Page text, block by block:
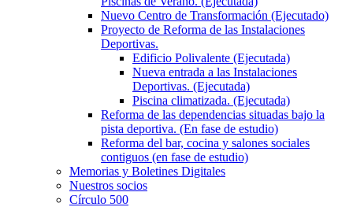
Nuevo Centro de Transformación (Ejecutado)
Proyecto de Reforma de las Instalaciones
Deportivas.
Edificio Polivalente (Ejecutada)
Nueva entrada a las Instalaciones
Deportivas. (Ejecutada)
Piscina climatizada. (Ejecutada)
Reforma de las dependencias situadas bajo la
pista deportiva. (En fase de estudio)
Reforma del bar, cocina y salones sociales
contiguos (en fase de estudio)
Memorias y Boletines Digitales
Nuestros socios
Círculo 500